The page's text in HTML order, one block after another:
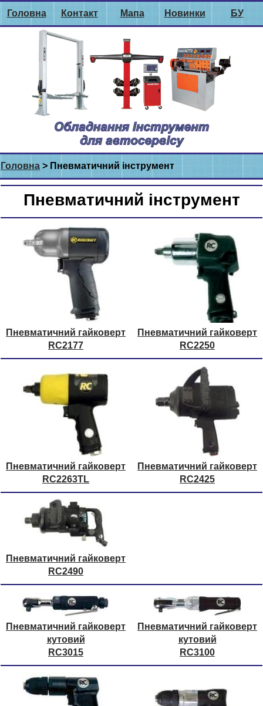
Головна Контакт Мапа Новинки БУ
Головна > Пневматичний інструмент
Пневматичний інструмент
Пневматичний гайковерт
RC2177
Пневматичний гайковерт
RC2250
Пневматичний гайковерт
RC2263TL
Пневматичний гайковерт
RC2425
Пневматичний гайковерт
RC2490
Пневматичний гайковерт
кутовий
RC3015
Пневматичний гайковерт
кутовий
RC3100